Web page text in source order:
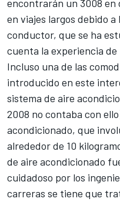
encontrarán un 3008 en
en viajes largos debido
conductor, que se ha
cuenta la experiencia de
Incluso una de las
introducido en este
sistema de aire
2008 no contaba con
acondicionado, que
alrededor de 10
de aire acondicionado
cuidadoso por los
carreras se tiene que